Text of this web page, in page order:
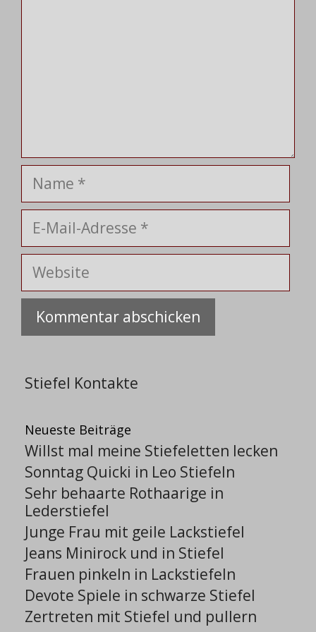
Name
Mail-
Adresse
Website
Stiefel Kontakte
Neueste Beiträge
Willst mal meine Stiefeletten lecken
Sonntag Quicki in Leo Stiefeln
Sehr behaarte Rothaarige in
Lederstiefel
Junge Frau mit geile Lackstiefel
Jeans Minirock und in Stiefel
Frauen pinkeln in Lackstiefeln
Devote Spiele in schwarze Stiefel
Zertreten mit Stiefel und pullern